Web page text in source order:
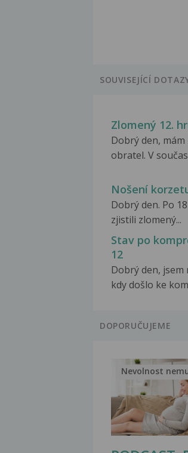
SOUVISEJÍCÍ
Zlomený 12.
Dobrý den,
obratel. V
Nošení
Dobrý den. Po
zjistili zlomený...
Stav po
12
Dobrý den,
kdy došlo ke
DOPORUČUJEME